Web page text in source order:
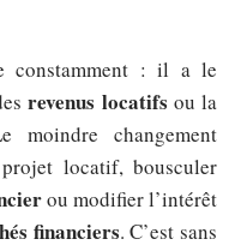
constamment : il a le
revenus locatifs ou la
moindre changement
locatif, bousculer
ou modifier l’intérêt
financiers. C’est sans